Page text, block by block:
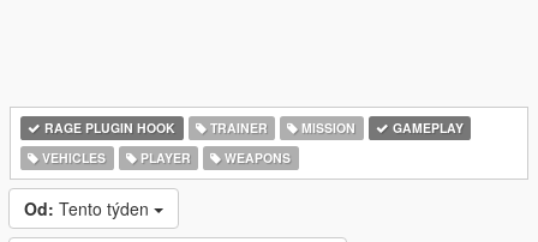
RAGE PLUGIN HOOK TRAINER MISSION
GAMEPLAY
VEHICLES
PLAYER WEAPONS
Od: Tento týden